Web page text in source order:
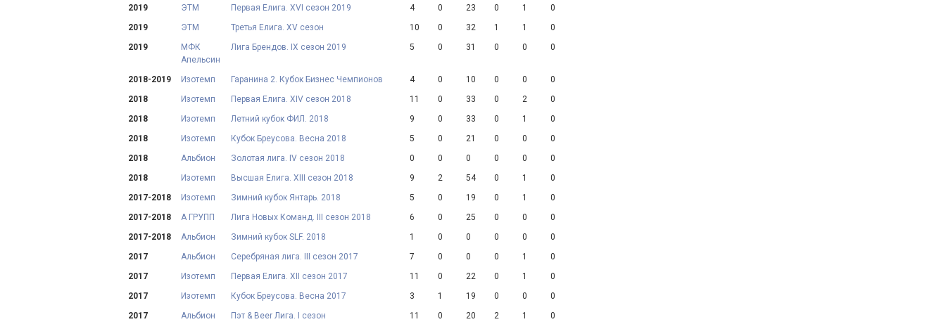
2019
ЭТМ Первая Елига. XVI сезон 2019 4 0 23 0 1
0
2019
ЭТМ Третья Елига. XV сезон 10 0 32 1 1
0
2019
МФК
Апельсин
Лига Брендов. IX сезон 2019 5 0 31 0 0 0
2018-2019 Изотемп Гаранина 2. Кубок Бизнес Чемпионов 4 0 10 0 0
0
2018
Изотемп Первая Елига. XIV сезон 2018 11 0 33 0 2
0
2018
Изотемп Летний кубок ФИЛ. 2018 9 0 33 0 1
0
2018
Изотемп Кубок Бреусова. Весна 2018 5 0 21 0 0
0
2018
Альбион Золотая лига. IV сезон 2018 0 0 0 0 0
0
2018
Изотемп Высшая Елига. XIII сезон 2018 9 2 54 0 1
0
2017-2018
Изотемп Зимний кубок Янтарь. 2018 5 0 19 0 1
0
2017-2018
А ГРУПП Лига Новых Команд. III сезон 2018 6 0 25 0 0
0
2017-2018
Альбион Зимний кубок SLF. 2018 1 0 0 0 0
0
2017
Альбион Серебряная лига. III сезон 2017 7 0 0 0 1
0
2017
Изотемп Первая Елига. XII сезон 2017 11 0 22 0 1
0
2017
Изотемп Кубок Бреусова. Весна 2017 3 1 19 0 0
0
2017
Альбион Пэт & Beer Лига. I сезон 11 0 20 2 1
0